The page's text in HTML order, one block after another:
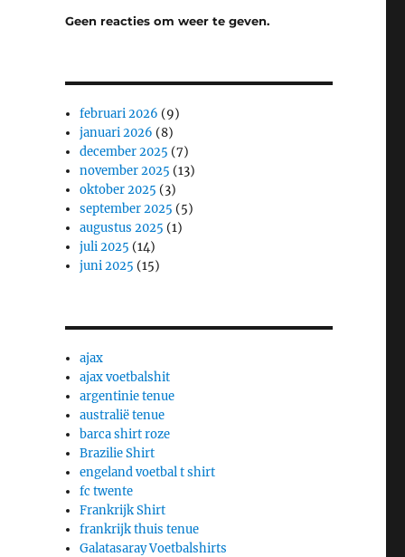
Geen reacties om weer te geven.
februari 2026 (9)
januari 2026 (8)
december 2025 (7)
november 2025 (13)
oktober 2025 (3)
september 2025 (5)
augustus 2025 (1)
juli 2025 (14)
juni 2025 (15)
ajax
ajax voetbalshit
argentinie tenue
australië tenue
barca shirt roze
Brazilie Shirt
engeland voetbal t shirt
fc twente
Frankrijk Shirt
frankrijk thuis tenue
Galatasaray Voetbalshirts